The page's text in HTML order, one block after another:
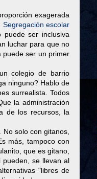
exagerada
Segregación escolar
puede ser inclusiva
luchar para que no
puede ser un primer
colegio de barrio
ninguno? Hablo de
surrealista. Todos
la administración
de los recursos, la
solo con gitanos,
más, tampoco con
que es gitano,
se llevan al
"libres de